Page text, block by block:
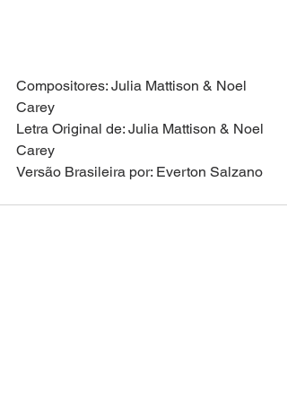
Compositores: Julia Mattison & Noel
Carey
Letra Original de: Julia Mattison & Noel
Carey
Versão Brasileira por: Everton Salzano